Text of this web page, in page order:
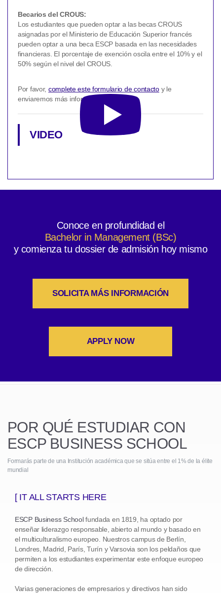
Becarios del CROUS:
Los estudiantes que pueden optar a las becas CROUS
asignadas por el Ministerio de Educación Superior francés
pueden optar a una beca ESCP basada en las necesidades
financieras. El porcentaje de exención oscila entre el 10% y el
50% según el nivel del CROUS.
Por favor, complete este formulario de contactoy le
enviaremos más información.
VIDEO
Conoce en profundidad el
Bachelor in Management (BSc)
y comienza tu dossier de admisión hoy mismo
SOLICITA MÁS INFORMACIÓN
APPLY NOW
POR QUÉ ESTUDIAR CON
ESCP BUSINESS SCHOOL
Formarás parte de una Institución académica que se sitúa entre el 1% de la élite
mundial
[ IT ALL STARTS HERE
ESCP Business Schoolfundada en 1819, ha optado por
enseñar liderazgo responsable, abierto al mundo y basado en
el multiculturalismo europeo. Nuestros campus de Berlín,
Londres, Madrid, París, Turín y Varsovia son los peldaños que
permiten a los estudiantes experimentar este enfoque europeo
de dirección.
Varias generaciones de empresarios y directivos han sido